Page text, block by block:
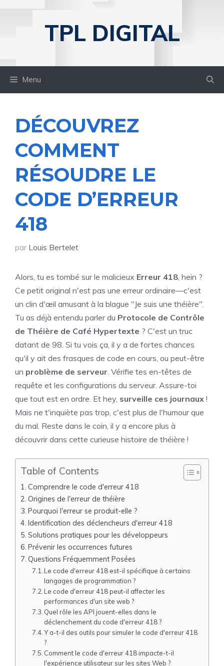
TPL DIGITAL
Menu
DÉCOUVREZ
COMMENT
RÉSOUDRE LE
CODE D’ERREUR
418
par Louis Bertelet
Alors, tu es tombé sur le malicieux Erreur 418, hein ?
Ce petit original n'est pas une erreur ordinaire—c'est
un clin d'œil amusant à la blague "Je suis une théière".
Tu as déjà entendu parler du Protocole de Contrôle
de Théière de Café Hypertexte ? C'est un truc
datant de 98. Si tu vois ça, il y a de fortes chances
qu'il y ait des frasques de code en cours, ou peut-être
un problème de serveur. Vérifie tes en-têtes de
requête et les configurations du serveur. Assure-toi
que tout est en ordre. Et hey, surveille ces journaux !
Mais ne t'inquiète pas trop, c'est plus de l'humour que
du mal. Reste dans le coin, il y a encore plus à
découvrir dans cette curieuse histoire de théière !
Table of Contents
Comprendre le code d'erreur 418
Origines de l'erreur de théière
Pourquoi l'erreur se produit-elle ?
Identification des déclencheurs d'erreur 418
Solutions pratiques pour les développeurs
Prévenir les occurrences futures
Questions Fréquemment Posées
Le code d'erreur 418 est-il spécifique à certains
langages de programmation ?
Le code d'erreur 418 peut-il affecter les
performances d'un site web ?
Quel rôle les API jouent-elles dans le
déclenchement du code d'erreur 418 ?
Y a-t-il des outils pour simuler le code d'erreur 418
?
Comment le code d'erreur 418 impacte-t-il
l'expérience utilisateur sur les sites Web ?